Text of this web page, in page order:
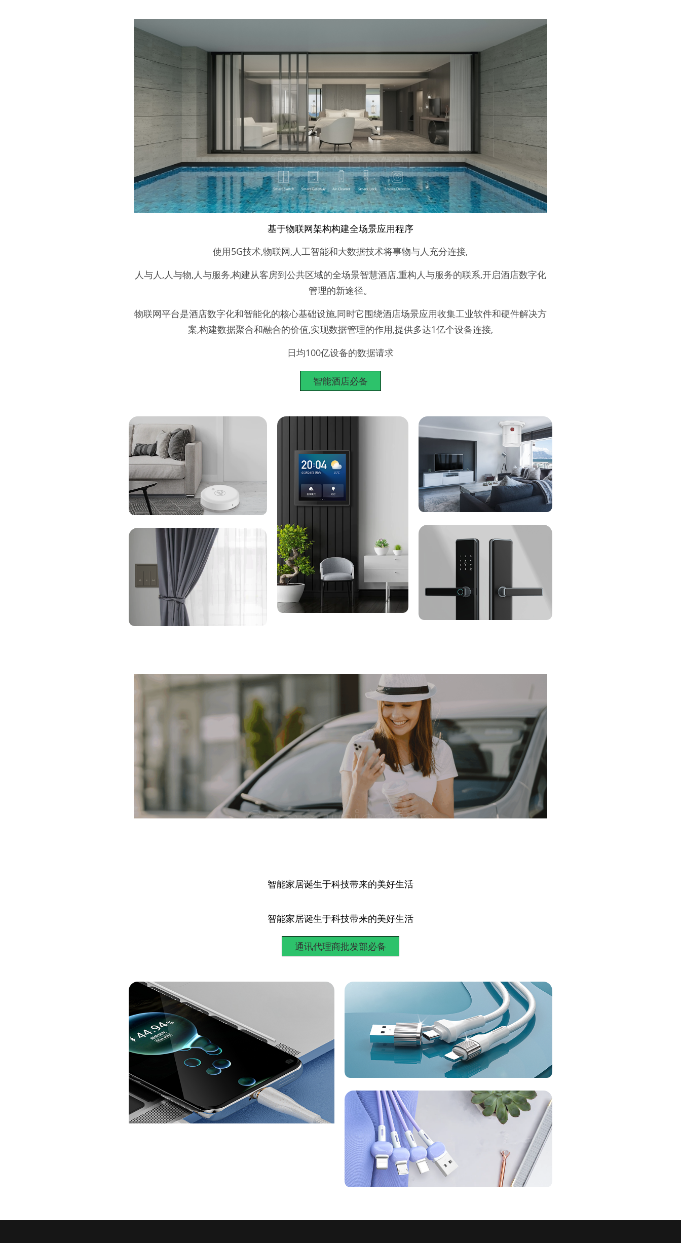
基于物联网架构构建全场景应用程序
使用5G技术,物联网,人工智能和大数据技术将事物与人充分连接,
人与人,人与物,人与服务,构建从客房到公共区域的全场景智慧酒店,重构人与服务的联系,开启酒店数字化
管理的新途径。
物联网平台是酒店数字化和智能化的核心基础设施,同时它围绕酒店场景应用收集工业软件和硬件解决方
案,构建数据聚合和融合的价值,实现数据管理的作用,提供多达1亿个设备连接,
日均100亿设备的数据请求
智能酒店必备
智能家居诞生于科技带来的美好生活
智能家居诞生于科技带来的美好生活
通讯代理商批发部必备